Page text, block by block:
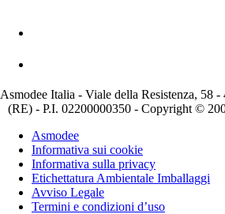
Asmodee Italia - Viale della Resistenza, 58
(RE) - P.I. 02200000350 - Copyright ©
Asmodee
Informativa sui cookie
Informativa sulla privacy
Etichettatura Ambientale Imballaggi
Avviso Legale
Termini e condizioni d’uso